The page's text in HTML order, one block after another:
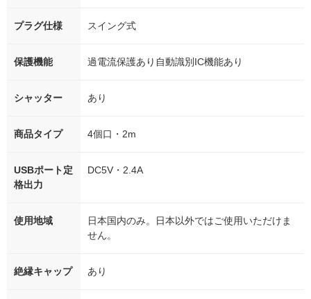
プラグ仕様 スイング式
保護機能 過電流保護あり自動識別IC機能あり
シャッター あり
商品タイプ 4個口・2m
USBポート定
格出力
DC5V・2.4A
使用地域
日本国内のみ。日本以外ではご使用いただけま
せん。
絶縁キャップ あり